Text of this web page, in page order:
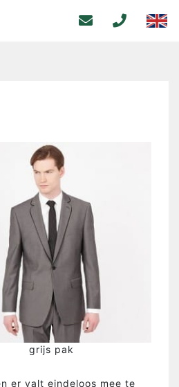
grijs pak
er valt eindeloos mee te